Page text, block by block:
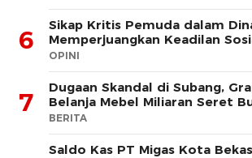
6
Sikap Kritis Pemuda dalam
Memperjuangkan Keadilan
OPINI
7
Dugaan Skandal di Subang,
Belanja Mebel Miliaran Seret
BERITA
Saldo Kas PT Migas Kota